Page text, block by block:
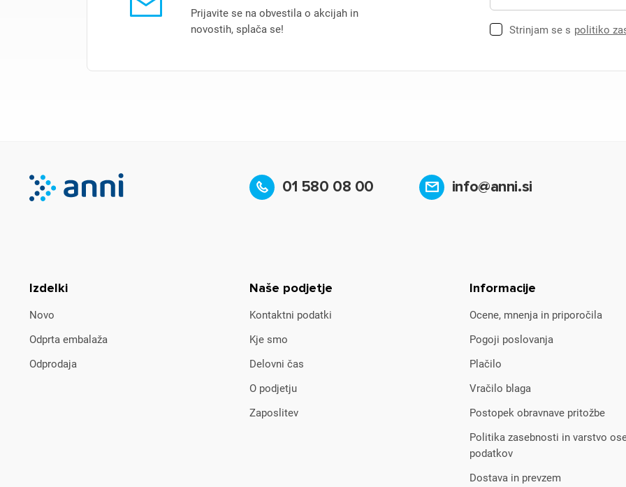
Prijavite se na obvestila o akcijah in
novostih, splača se!
Strinjam se s politiko
01 580 08 00 info@anni.si
Izdelki
Novo
Odprta embalaža
Odprodaja
Naše podjetje
Kontaktni podatki
Kje smo
Delovni čas
O podjetju
Zaposlitev
Informacije
Ocene, mnenja in priporočila
Pogoji poslovanja
Plačilo
Vračilo blaga
Postopek obravnave pritožbe
Politika zasebnosti in varstvo
podatkov
Dostava in prevzem